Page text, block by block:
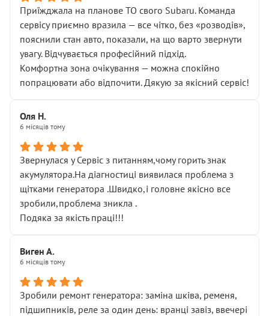
Приїжджала на планове ТО свого Subaru. Команда
сервісу приємно вразила — все чітко, без «розводів»,
пояснили стан авто, показали, на що варто звернути
увагу. Відчувається професійний підхід.
Комфортна зона очікування — можна спокійно
попрацювати або відпочити. Дякую за якісний сервіс!
Оля Н.
6 місяців тому
Звернулася у Сервіс з питанням,чому горить знак
акумулятора.На діагностиці виявилася проблема з
щітками генератора .Швидко,і головне якісно все
зробили,проблема зникла .
Подяка за якість праці!!!
Виген А.
6 місяців тому
Зробили ремонт генератора: заміна шківа, ременя,
підшипників, реле за один день: вранці завіз, ввечері